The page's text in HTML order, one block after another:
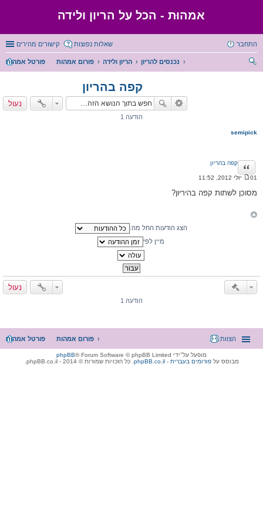
אמהוּת - הכל על הריון ולידה
קישורים מהירים שאלות נפוצות התחבר
פורטל אמהות פורום אמהות הריון ולידה
נכנסים להריון
קפה בהריון
נעול
הודעה 1
semipick
קפה בהריון ציטוט
ו
ד
ה
01 יולי 2012, 11:52
מסוכן לשתות קפה בהיריון?
הצג הודעות החל מה:
מיין לפי
נעול
הודעה 1
פורטל אמהות פורום אמהות הצוות
מופעל על־ידי phpBB® Forum Software © phpBB Limited
מבוסס עלphpBB.co.il - פורומים בעברית . כל הזכויות שמורות © 2014 - phpBB.co.il.